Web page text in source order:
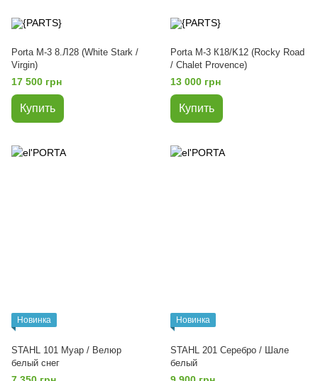
Porta M-3 8.Л28 (White Stark /
Virgin)
17 500 грн
Купить
Porta M-3 К18/K12 (Rocky Road
/ Chalet Provence)
13 000 грн
Купить
Новинка
STAHL 101 Муар / Велюр
белый снег
Новинка
STAHL 201 Серебро / Шале
белый